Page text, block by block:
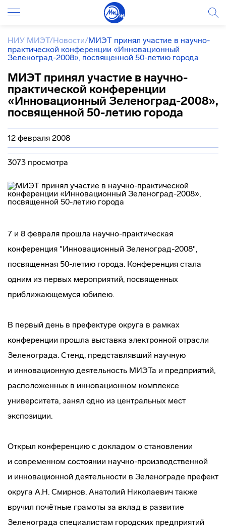
НИУ МИЭТ/Новости/МИЭТ принял участие в научно-
практической конференции «Инновационный
Зеленоград-2008», посвященной 50-летию города
МИЭТ принял участие в научно-
практической конференции
«Инновационный Зеленоград-2008»,
посвященной 50-летию города
12 февраля 2008
3073 просмотра
7 и 8 февраля прошла научно-практическая
конференция "Инновационный Зеленоград-2008",
посвященная 50-летию города. Конференция стала
одним из первых мероприятий, посвященных
приближающемуся юбилею.
В первый день в префектуре округа в рамках
конференции прошла выставка электронной отрасли
Зеленограда. Стенд, представлявший научную
и инновационную деятельность МИЭТа и предприятий,
расположенных в инновационном комплексе
университета, занял одно из центральных мест
экспозиции.
Открыл конференцию с докладом о становлении
и современном состоянии научно-производственной
и инновационной деятельности в Зеленограде префект
округа А.Н. Смирнов. Анатолий Николаевич также
вручил почётные грамоты за вклад в развитие
Зеленограда специалистам городских предприятий